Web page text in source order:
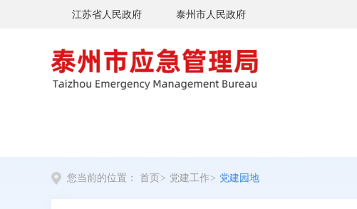
江苏省人民政府 泰州市人民政府
您当前的位置： 首页 > 党建工作> 党建园地